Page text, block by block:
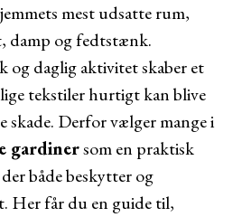
mest udsatte rum,
damp og fedtstænk.
og daglig aktivitet skaber et
tekstiler hurtigt kan blive
skade. Derfor vælger mange i
gardinersom en praktisk
både beskytter og
Her får du en guide til,